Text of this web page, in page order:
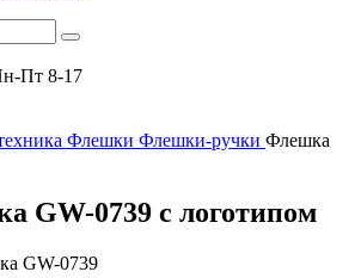
Пт 8-17
Флешки Флешки-ручки Флешка
GW-0739 с логотипом